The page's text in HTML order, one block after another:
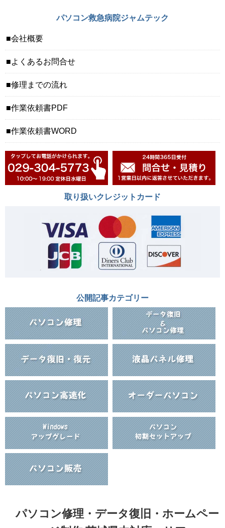
パソコン救急病院ジャムテック
会社概要
よくあるお問合せ
修理までの流れ
作業依頼書PDF
作業依頼書WORD
取り扱いクレジットカード
公開記事カテゴリー
パソコン修理・データ復旧・ホームペー